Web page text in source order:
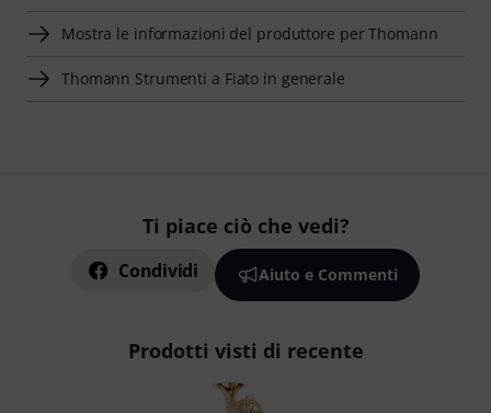
Mostra le informazioni del produttore per Thomann
Thomann Strumenti a Fiato in generale
Ti piace ciò che vedi?
Condividi Aiuto e Commenti
Prodotti visti di recente